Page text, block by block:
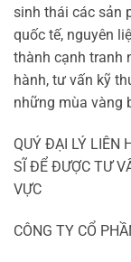
sinh thái các sản
quốc tế, nguyên
thành cạnh tranh
hành, tư vấn kỹ
những mùa vàng
QUÝ ĐẠI LÝ LIÊN
SĨ ĐỂ ĐƯỢC TƯ
VỰC
CÔNG TY CỔ